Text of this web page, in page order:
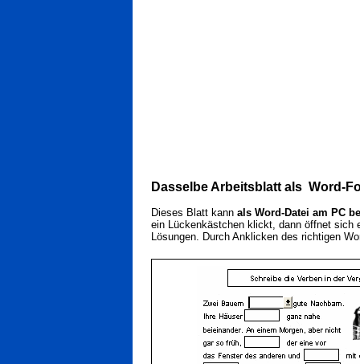
Dasselbe Arbeitsblatt als Word-
Dieses Blatt kann als Word-Datei am PC
ein Lückenkästchen klickt, dann öffnet sich
Lösungen. Durch Anklicken des richtigen